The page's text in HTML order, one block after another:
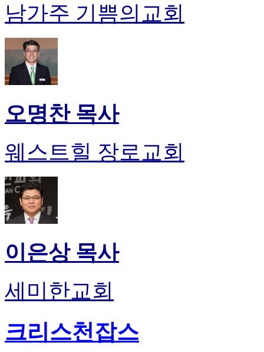
남가주 기쁨의교회
오명찬 목사
웨스트힐 장로교회
이은상 목사
세미한교회
크리스천잡스